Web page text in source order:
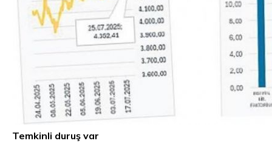
Temkinli duruş var